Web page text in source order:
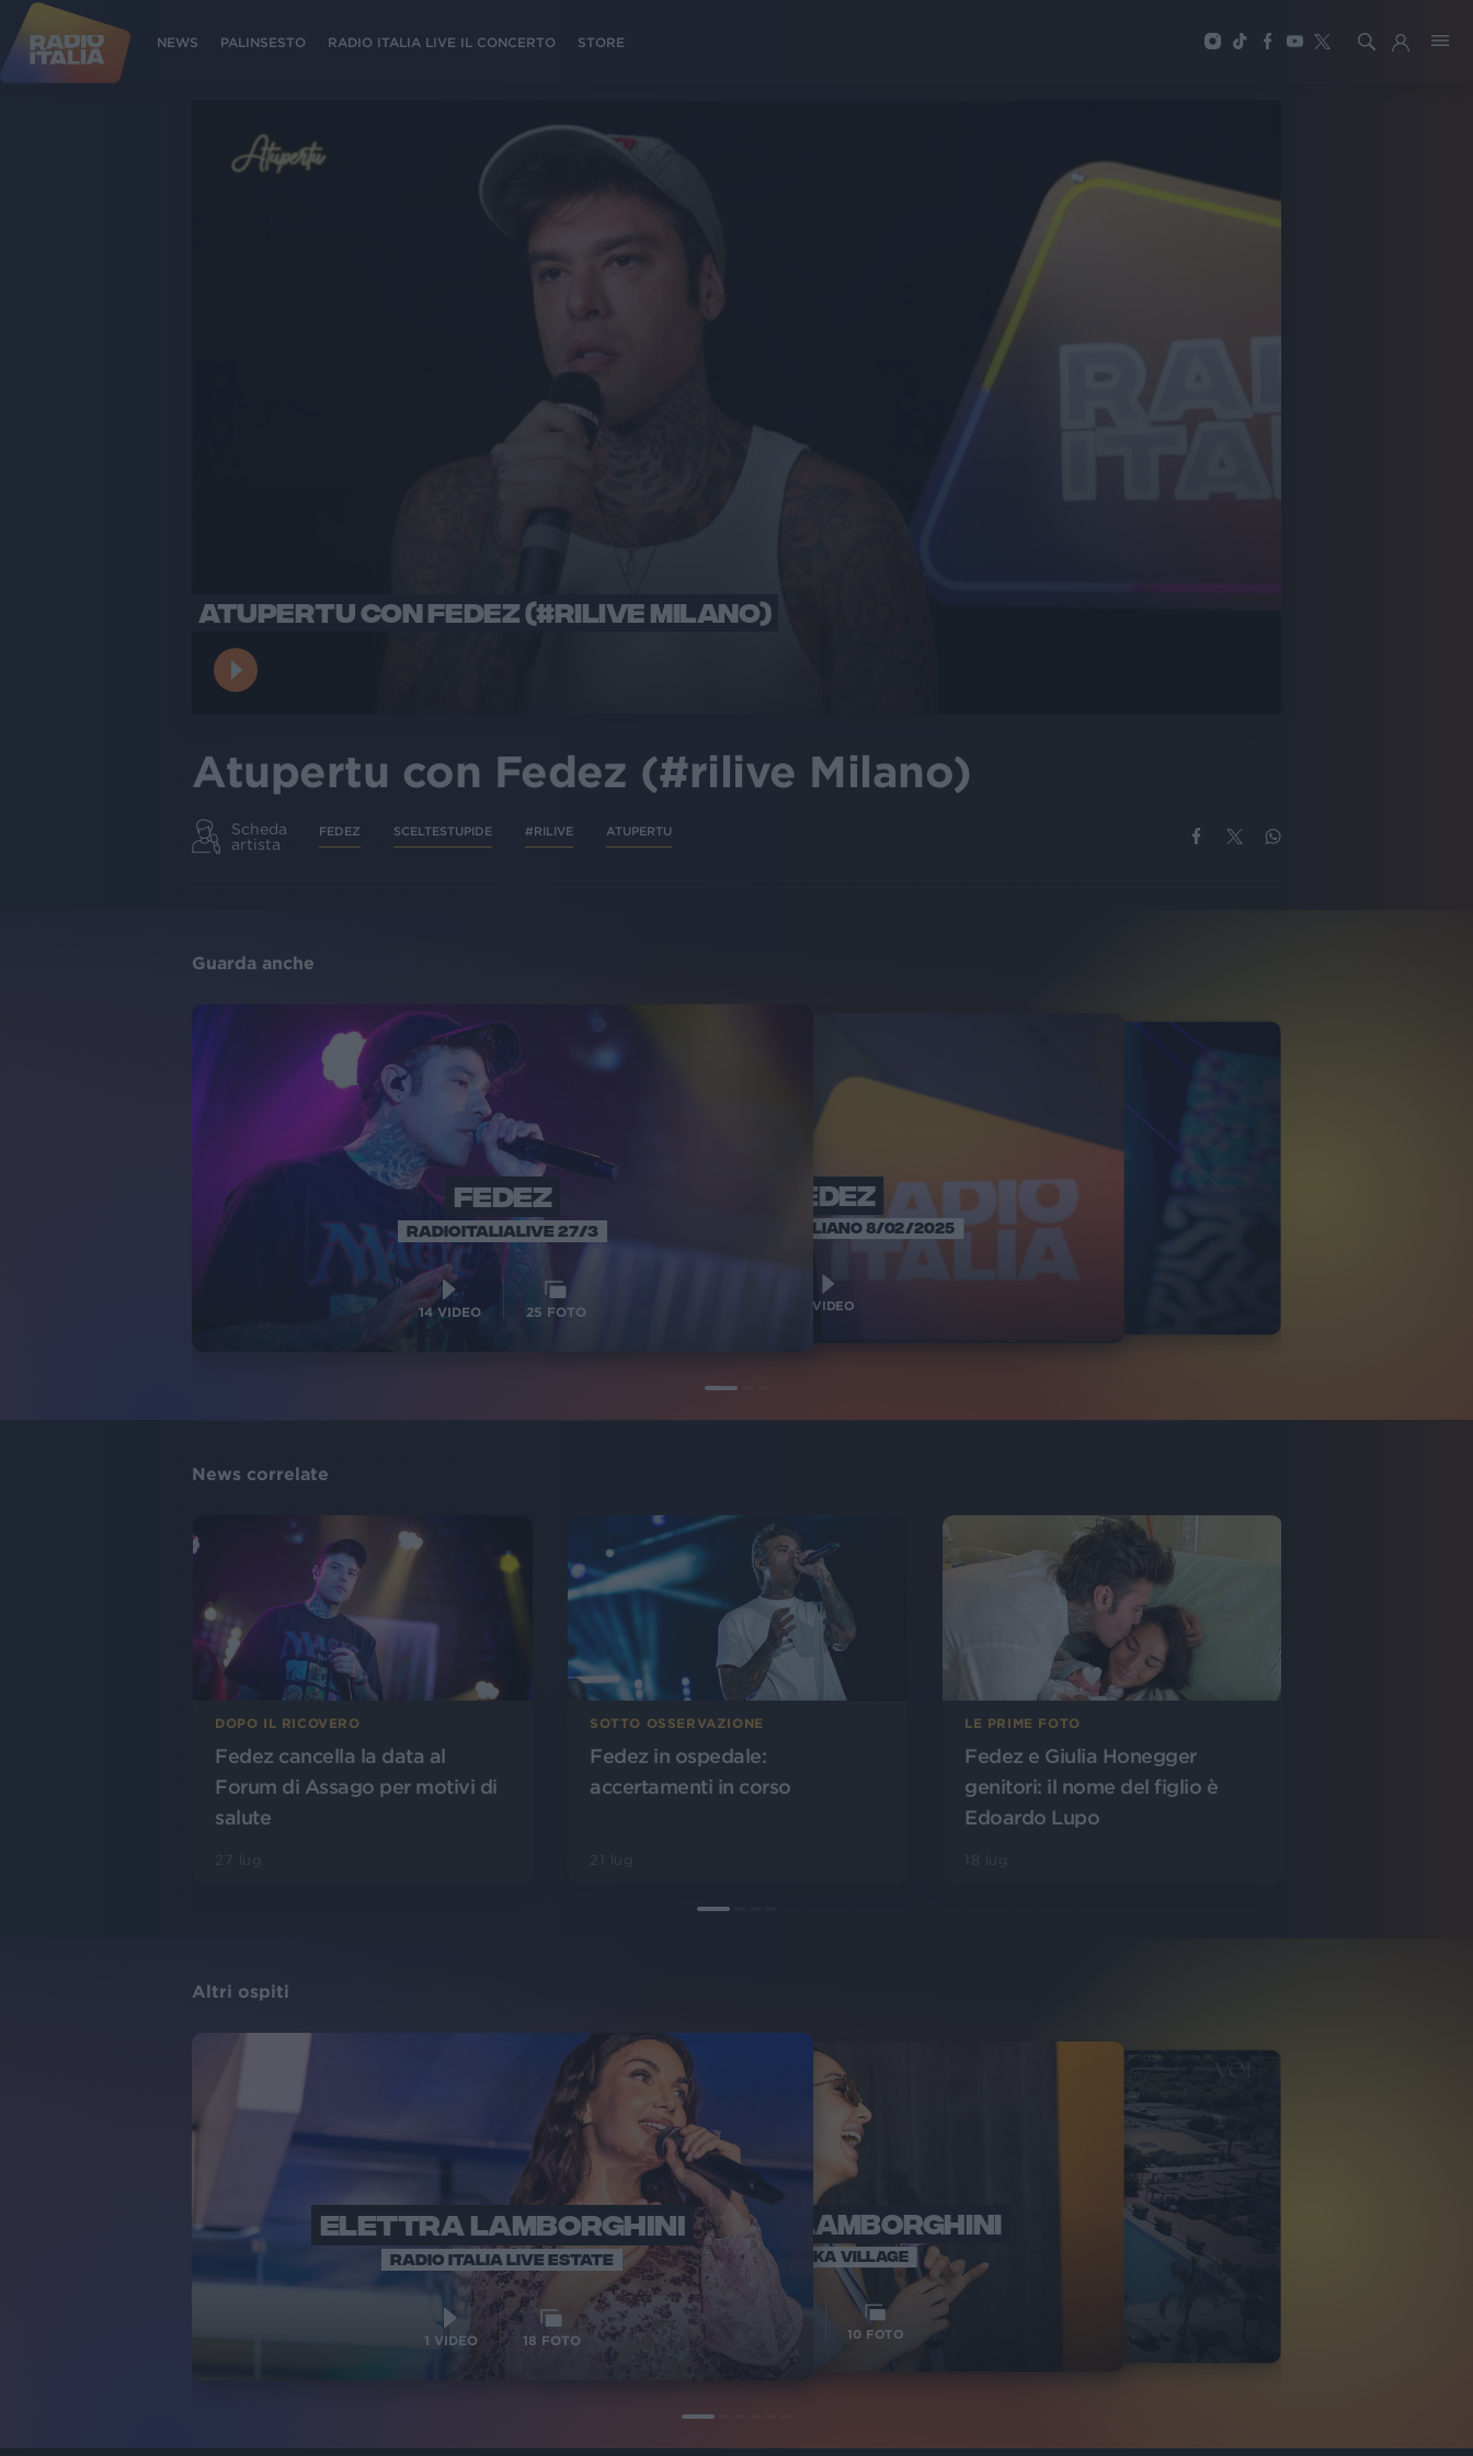
NEWS PALINSESTO RADIO ITALIA LIVE IL CONCERTO STORE
ATUPERTU CON FEDEZ (#RILIVE MILANO)
Atupertu con Fedez (#rilive Milano)
Scheda
artista
FEDEZ SCELTESTUPIDE #RILIVE ATUPERTU
Guarda anche
FEDEZ
RADIOITALIALIVE 27/3
14VIDEO 25 FOTO
FEDEZ
SANREMO ITALIANO 8/02/2025
VIDEO
FEDEZ
RADIO ITALIA LIVE 2020
News correlate
DOPO IL RICOVERO
Fedez cancella la data al
Forum di Assago per motivi di
salute
SOTTO OSSERVAZIONE
Fedez in ospedale:
accertamenti in corso
LE PRIME FOTO
Fedez e Giulia Honegger
genitori: il nome del figlio è
Edoardo Lupo
Altri ospiti
ELETTRA LAMBORGHINI
RADIO ITALIA LIVE ESTATE
1 VIDEO 18 FOTO
ELETTRA LAMBORGHINI
VOI TANKA VILLAGE
10 FOTO
RADIO ITALIA
VOI TANKA VILLAGE